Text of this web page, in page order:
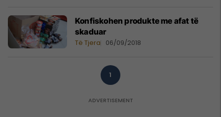
Konfiskohen produkte me afat të
skaduar
Të Tjera 06/09/2018
1